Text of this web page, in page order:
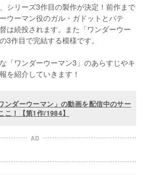
シリーズ3作目の製作が決定！前作まで
ウーマン役のガル・ガドットとパテ
は続投されます。また「ワンダーウー
3作目で完結する模様です。
「ワンダーウーマン3」のあらすじやキ
を紹介していきます！
ンダーウーマン」の動画を配信中のサー
こ！【第1作/1984】
AD